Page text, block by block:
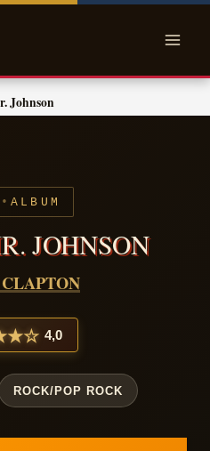
Johnson
• ALBUM
JOHNSON
★☆ 4,0
ROCK/POP ROCK